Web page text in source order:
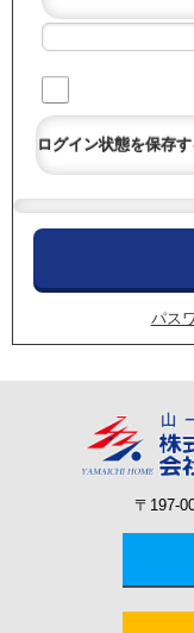
ログイン状態を保存す
パス
〒197-